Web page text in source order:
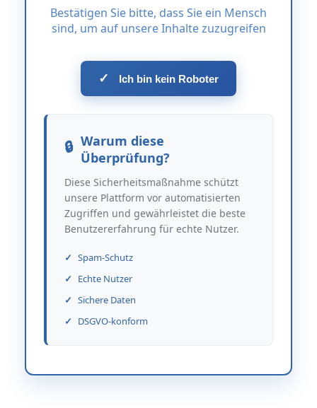
Bestätigen Sie bitte, dass Sie ein Mensch
sind, um auf unsere Inhalte zuzugreifen
✓ Ich bin kein Roboter
Warum diese
Überprüfung?
Diese Sicherheitsmaßnahme schützt
unsere Plattform vor automatisierten
Zugriffen und gewährleistet die beste
Benutzererfahrung für echte Nutzer.
Spam-Schutz
Echte Nutzer
Sichere Daten
DSGVO-konform